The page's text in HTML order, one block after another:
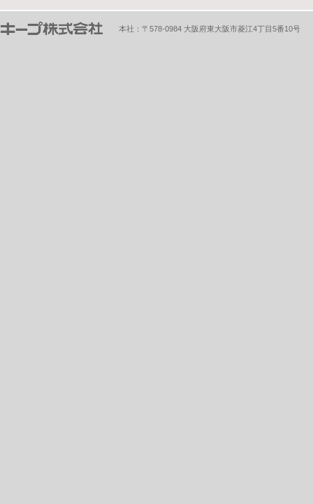
本社：〒578-0984 大阪府東大阪市菱江4丁目5番10号